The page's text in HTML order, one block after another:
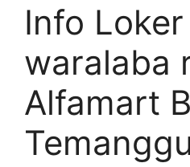
Info Loker
waralaba
Alfamart